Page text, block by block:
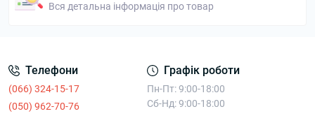
Вся детальна інформація про товар
Телефони
(066) 324-15-17
(050) 962-70-76
Графік роботи
Пн-Пт: 9:00-18:00
Сб-Нд: 9:00-18:00